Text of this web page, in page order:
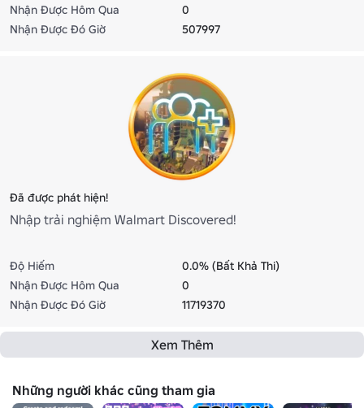
Nhận Được Hôm Qua
0
Nhận Được Đó Giờ
507997
Đã được phát hiện!
Nhập trải nghiệm Walmart Discovered!
Độ Hiếm
0.0% (Bất Khả Thi)
Nhận Được Hôm Qua
0
Nhận Được Đó Giờ
11719370
Xem Thêm
Những người khác cũng tham gia